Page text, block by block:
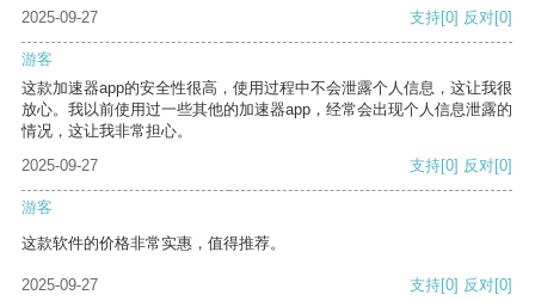
2025-09-27
支持[0] 反对[0]
游客
这款加速器app的安全性很高，使用过程中不会泄露个人信息，这让我很
放心。我以前使用过一些其他的加速器app，经常会出现个人信息泄露的
情况，这让我非常担心。
2025-09-27
支持[0] 反对[0]
游客
这款软件的价格非常实惠，值得推荐。
2025-09-27 支持[0] 反对[0]